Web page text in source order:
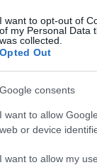
I want to opt-out of
of my Personal Data
was collected.
Opted Out
Google consents
I want to allow
web or device
I want to allow my